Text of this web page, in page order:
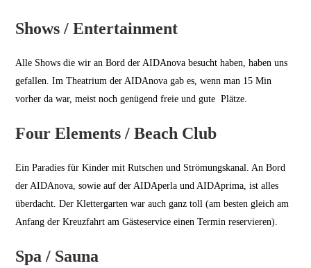
Shows / Entertainment
Alle Shows die wir an Bord der AIDAnova besucht haben, haben uns
gefallen. Im Theatrium der AIDAnova gab es, wenn man 15 Min
vorher da war, meist noch genügend freie und gute Plätze.
Four Elements / Beach Club
Ein Paradies für Kinder mit Rutschen und Strömungskanal. An Bord
der AIDAnova, sowie auf der AIDAperla und AIDAprima, ist alles
überdacht. Der Klettergarten war auch ganz toll (am besten gleich am
Anfang der Kreuzfahrt am Gästeservice einen Termin reservieren).
Spa / Sauna